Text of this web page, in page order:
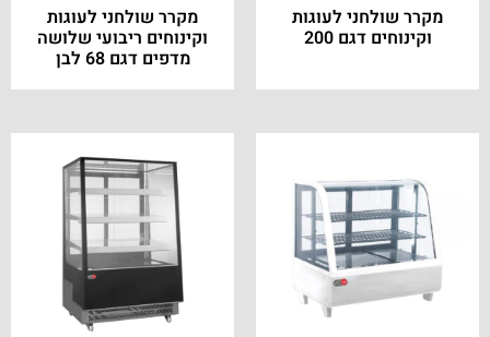
מקרר שולחני לעוגות
וקינוחים דגם 200
מקרר שולחני לעוגות
וקינוחים ריבועי שלושה
מדפים דגם 68 לבן